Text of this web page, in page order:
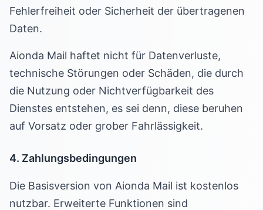
Fehlerfreiheit oder Sicherheit der übertragenen
Daten.
Aionda Mail haftet nicht für Datenverluste,
technische Störungen oder Schäden, die durch
die Nutzung oder Nichtverfügbarkeit des
Dienstes entstehen, es sei denn, diese beruhen
auf Vorsatz oder grober Fahrlässigkeit.
4. Zahlungsbedingungen
Die Basisversion von Aionda Mail ist kostenlos
nutzbar. Erweiterte Funktionen sind